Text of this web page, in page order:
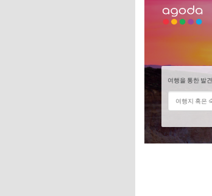
1. 역
2.
4. 연
5. 파
📌 지